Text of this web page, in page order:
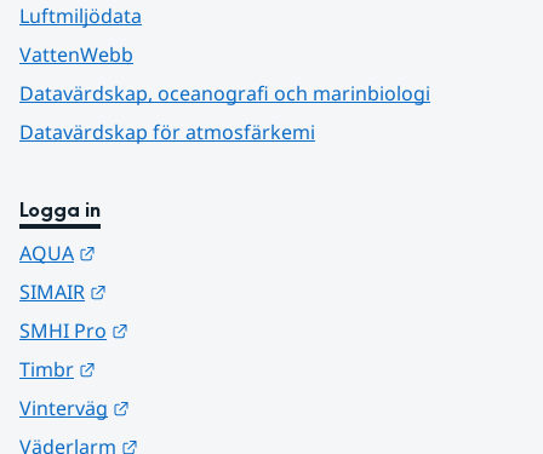
Luftmiljödata
VattenWebb
Datavärdskap, oceanografi och marinbiologi
Datavärdskap för atmosfärkemi
Logga in
AQUA
SIMAIR
SMHI Pro
Timbr
Vinterväg
Väderlarm